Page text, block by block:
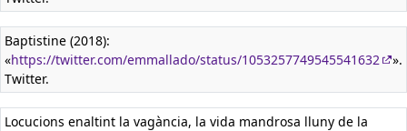
Baptistine (2018):
«https://twitter.com/emmallado/status/1053257749545541632
».
Twitter.
Locucions enaltint la vagància, la vida mandrosa lluny de la